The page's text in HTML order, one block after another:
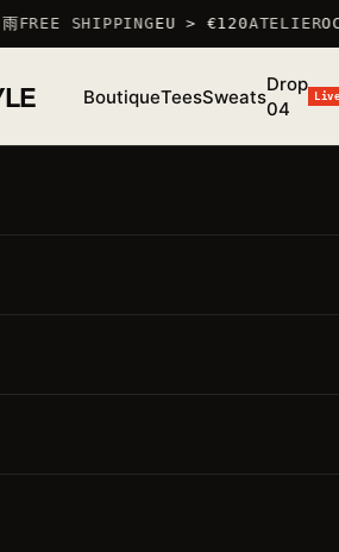
FREE SHIPPINGEU > €120ATELIER
BoutiqueTeesSweats
Drop
04
東